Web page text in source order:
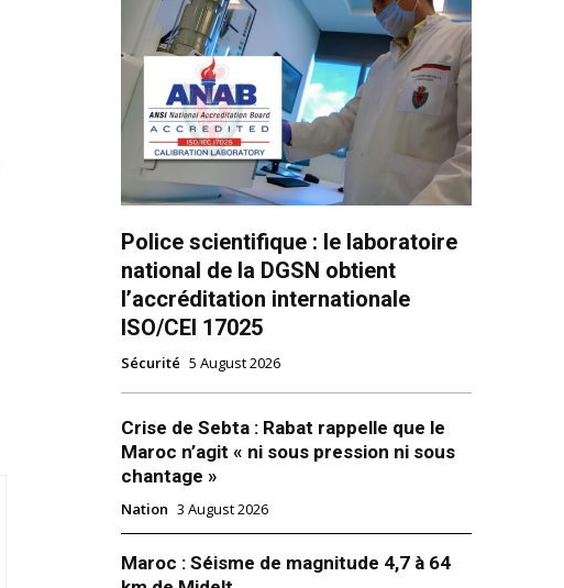
Police scientifique : le laboratoire
national de la DGSN obtient
l’accréditation internationale
ISO/CEI 17025
Sécurité 5 August 2026
Crise de Sebta : Rabat rappelle que le
Maroc n’agit « ni sous pression ni sous
chantage »
Nation 3 August 2026
Maroc : Séisme de magnitude 4,7 à 64